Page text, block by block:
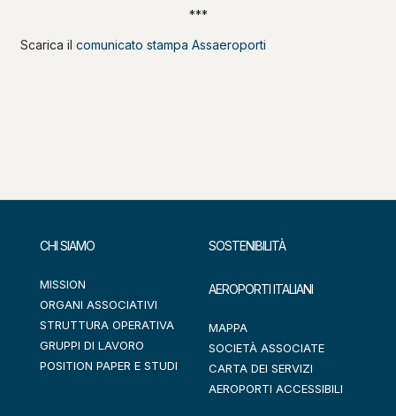
***
Scarica il comunicato stampa Assaeroporti
CHI SIAMO
MISSION
ORGANI ASSOCIATIVI
STRUTTURA OPERATIVA
GRUPPI DI LAVORO
POSITION PAPER E STUDI
SOSTENIBILITÀ
AEROPORTI ITALIANI
MAPPA
SOCIETÀ ASSOCIATE
CARTA DEI SERVIZI
AEROPORTI ACCESSIBILI